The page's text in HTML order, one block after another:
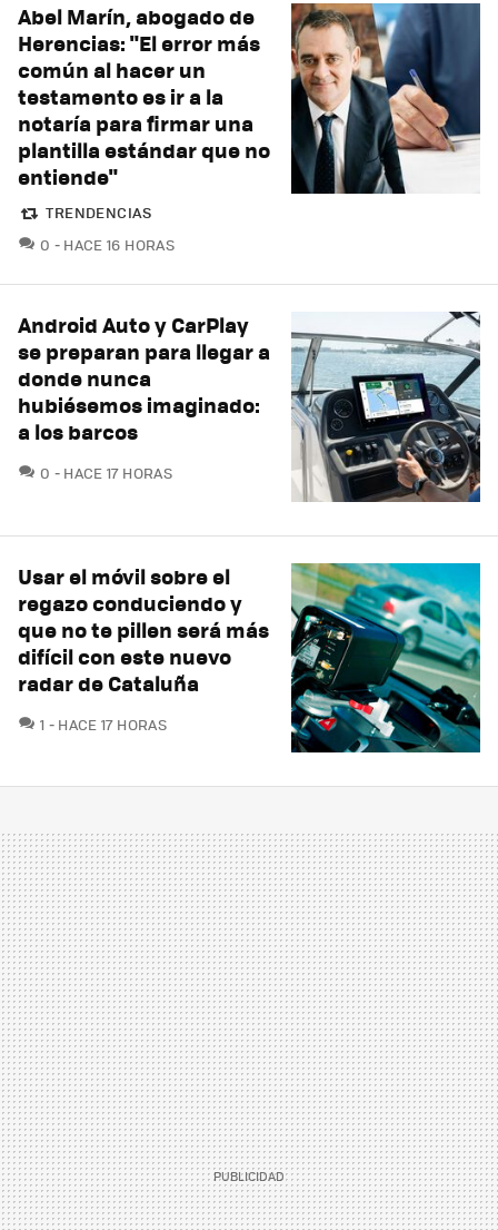
Abel Marín, abogado de
Herencias: "El error más
común al hacer un
testamento es ir a la
notaría para firmar una
plantilla estándar que no
entiende"
TRENDENCIAS
0 COMENTARIOS
HACE 16 HORAS
Android Auto y CarPlay
se preparan para llegar a
donde nunca
hubiésemos imaginado:
a los barcos
0 COMENTARIOS
HACE 17 HORAS
Usar el móvil sobre el
regazo conduciendo y
que no te pillen será más
difícil con este nuevo
radar de Cataluña
1 COMENTARIOS
HACE 17 HORAS